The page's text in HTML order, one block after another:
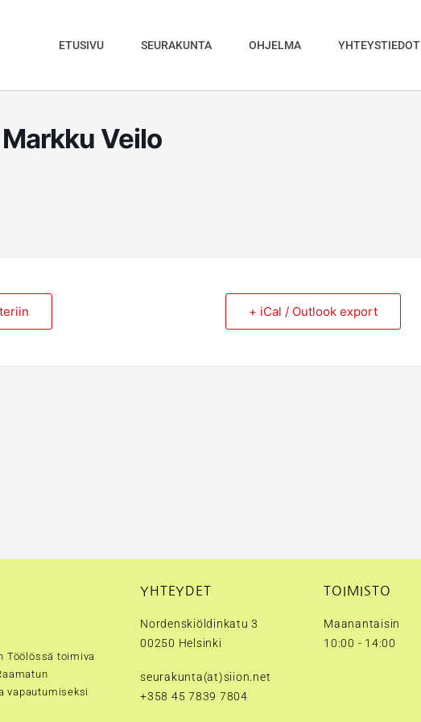
ETUSIVU SEURAKUNTA OHJELMA YHTEYSTIEDOT
Veilo
+ iCal / Outlook export
Töölössä toimiva
vapautumiseksi
YHTEYDET
Nordenskiöldinkatu 3
00250 Helsinki
seurakunta(at)siion.net
+358 45 7839 7804
TOIMISTO
Maanantaisin
10:00 - 14:00